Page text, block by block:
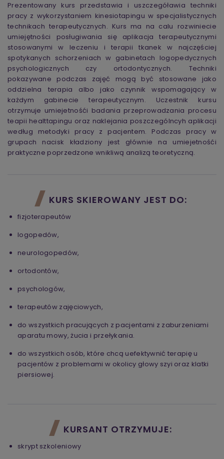
Prezentowany kurs przedstawia i uszczegóławia techniki
pracy z wykorzystaniem kinesiotapingu w specjalistycznych
technikach terapeutycznych. Kurs ma na calu rozwiniecie
umiejętności posługiwania się aplikacja terapeutycznymi
stosowanymi w leczeniu i terapii tkanek w najczęściej
spotykanych schorzeniach w gabinetach logopedycznych
psychologicznych czy ortodontycznych. Techniki
pokazywane podczas zajęć mogą być stosowane jako
oddzielna terapia albo jako czynnik wspomagający w
każdym gabinecie terapeutycznym. Uczestnik kursu
otrzymuje umiejetnośći badania przeprowadzania procesu
teapii healttapingu oraz naklejania poszczególncyh aplikacji
według metodyki pracy z pacjentem. Podczas pracy w
grupach nacisk kładziony jest głównie na umiejetnośći
praktyczne poprzedzone wnikliwą analizą teoretyczną.
KURS SKIEROWANY JEST DO:
fizjoterapeutów
logopedów,
neurologopedów,
ortodontów,
psychologów,
terapeutów zajęciowych,
do wszystkich pracujących z pacjentami z zaburzeniami
aparatu mowy, żucia i przełykania.
do wszystkich osób, które chcą uefektywnić terapię u
pacjentów z problemami w okolicy głowy szyi oraz klatki
piersiowej.
KURSANT OTRZYMUJE:
skrypt szkoleniowy